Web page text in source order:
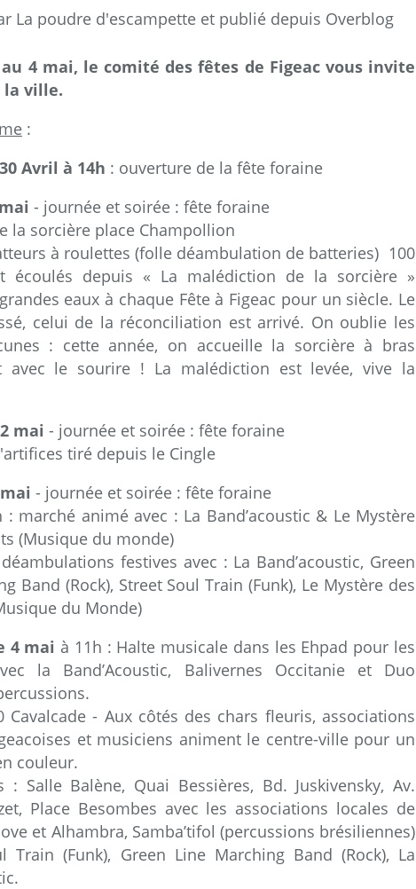
La poudre d'escampette et publié depuis Overblog
4 mai, le comité des fêtes de Figeac vous invite
la ville.
:
Avril à 14h : ouverture de la fête foraine
- journée et soirée : fête foraine
la sorcière place Champollion
à roulettes (folle déambulation de batteries) 100
écoulés depuis « La malédiction de la sorcière »
eaux à chaque Fête à Figeac pour un siècle. Le
celui de la réconciliation est arrivé. On oublie les
: cette année, on accueille la sorcière à bras
avec le sourire ! La malédiction est levée, vive la
mai - journée et soirée : fête foraine
tiré depuis le Cingle
- journée et soirée : fête foraine
: marché animé avec : La Band’acoustic & Le Mystère
(Musique du monde)
festives avec : La Band’acoustic, Green
Band (Rock), Street Soul Train (Funk), Le Mystère des
du Monde)
4 mai à 11h : Halte musicale dans les Ehpad pour les
la Band’Acoustic, Balivernes Occitanie et Duo
Cavalcade - Aux côtés des chars fleuris, associations
et musiciens animent le centre-ville pour un
couleur.
: Salle Balène, Quai Bessières, Bd. Juskivensky, Av.
Place Besombes avec les associations locales de
et Alhambra, Samba’tifol (percussions brésiliennes)
Train (Funk), Green Line Marching Band (Rock), La